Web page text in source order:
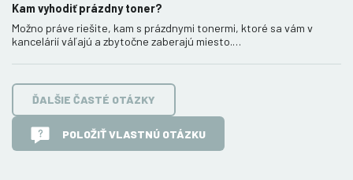
Kam vyhodiť prázdny toner?
Možno práve riešite, kam s prázdnymi tonermi, ktoré sa vám v
kancelárií váľajú a zbytočne zaberajú miesto.…
ĎALŠIE ČASTÉ OTÁZKY
POLOŽIŤ VLASTNÚ OTÁZKU